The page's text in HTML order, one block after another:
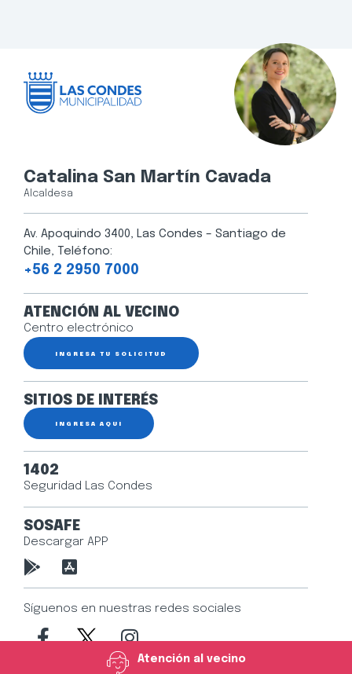
Atención al vecino
Catalina San Martín Cavada
Alcaldesa
Av. Apoquindo 3400, Las Condes – Santiago de
Chile, Teléfono:
+56 2 2950 7000
ATENCIÓN AL VECINO
Centro electrónico
INGRESA TU SOLICITUD
SITIOS DE INTERÉS
INGRESA AQUÍ
1402
Seguridad Las Condes
SOSAFE
Descargar APP
Síguenos en nuestras redes sociales